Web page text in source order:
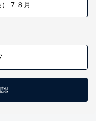
） 7 ８月
認